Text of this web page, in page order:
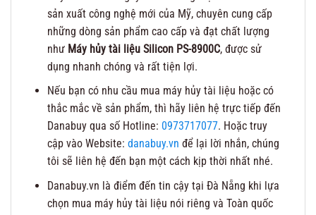
sản xuất công nghệ mới của Mỹ, chuyên cung cấp
những dòng sản phẩm cao cấp và đạt chất lượng
như Máy hủy tài liệu Silicon PS-8900C, được sử
dụng nhanh chóng và rất tiện lợi.
Nếu bạn có nhu cầu mua máy hủy tài liệu hoặc có
thắc mắc về sản phẩm, thì hãy liên hệ trực tiếp đến
Danabuy qua số Hotline: 0973717077. Hoặc truy
cập vào Website: danabuy.vn để lại lời nhắn, chúng
tôi sẽ liên hệ đến bạn một cách kịp thời nhất nhé.
Danabuy.vn là điểm đến tin cậy tại Đà Nẵng khi lựa
chọn mua máy hủy tài liệu nói riêng và Toàn quốc